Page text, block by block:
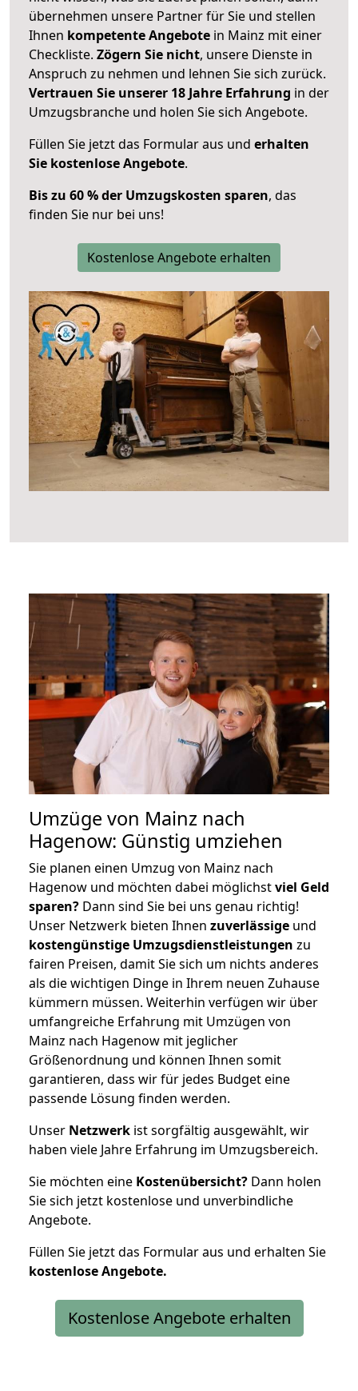
übernehmen unsere Partner für Sie und stellen
Ihnen kompetente Angebote in Mainz mit einer
Checkliste. Zögern Sie nicht, unsere Dienste in
Anspruch zu nehmen und lehnen Sie sich zurück.
Vertrauen Sie unserer 18 Jahre Erfahrung in der
Umzugsbranche und holen Sie sich Angebote.
Füllen Sie jetzt das Formular aus und erhalten
Sie kostenlose Angebote.
Bis zu 60 % der Umzugskosten sparen, das
finden Sie nur bei uns!
Kostenlose Angebote erhalten
Umzüge von Mainz nach
Hagenow: Günstig umziehen
Sie planen einen Umzug von Mainz nach
Hagenow und möchten dabei möglichstviel Geld
sparen? Dann sind Sie bei uns genau richtig!
Unser Netzwerk bieten Ihnen zuverlässige und
kostengünstige Umzugsdienstleistungen zu
fairen Preisen, damit Sie sich um nichts anderes
als die wichtigen Dinge in Ihrem neuen Zuhause
kümmern müssen. Weiterhin verfügen wir über
umfangreiche Erfahrung mit Umzügen von
Mainz nach Hagenow mit jeglicher
Größenordnung und können Ihnen somit
garantieren, dass wir für jedes Budget eine
passende Lösung finden werden.
Unser Netzwerk ist sorgfältig ausgewählt, wir
haben viele Jahre Erfahrung im Umzugsbereich.
Sie möchten eine Kostenübersicht? Dann holen
Sie sich jetzt kostenlose und unverbindliche
Angebote.
Füllen Sie jetzt das Formular aus und erhalten Sie
kostenloseAngebote.
Kostenlose Angebote erhalten